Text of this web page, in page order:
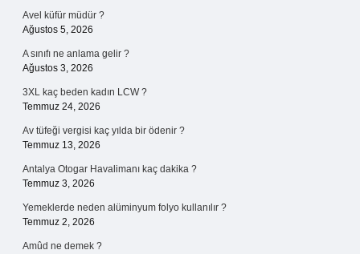
Avel küfür müdür ?
Ağustos 5, 2026
A sınıfı ne anlama gelir ?
Ağustos 3, 2026
3XL kaç beden kadın LCW ?
Temmuz 24, 2026
Av tüfeği vergisi kaç yılda bir ödenir ?
Temmuz 13, 2026
Antalya Otogar Havalimanı kaç dakika ?
Temmuz 3, 2026
Yemeklerde neden alüminyum folyo kullanılır ?
Temmuz 2, 2026
Amûd ne demek ?